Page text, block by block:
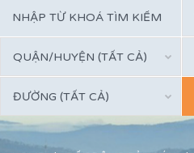
QUẬN/HUYỆN (TẤT CẢ)
ĐƯỜNG (TẤT CẢ)